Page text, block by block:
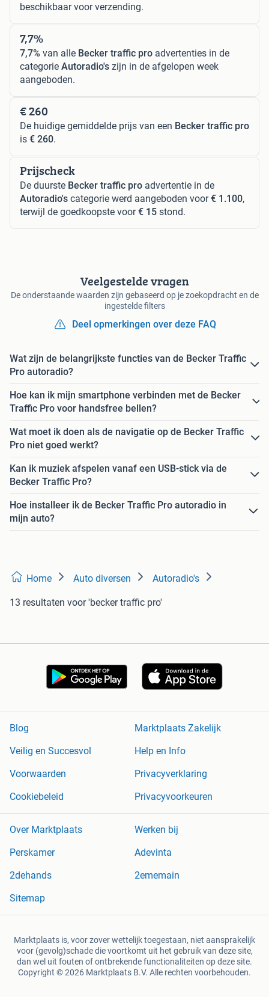
beschikbaar voor verzending.
7,7%
7,7% van alle Becker traffic pro advertenties in de
categorie Autoradio's zijn in de afgelopen week
aangeboden.
€ 260
De huidige gemiddelde prijs van een Becker traffic pro
is € 260.
Prijscheck
De duurste Becker traffic pro advertentie in de
Autoradio's categorie werd aangeboden voor€ 1.100,
terwijl de goedkoopste voor€ 15 stond.
Veelgestelde vragen
De onderstaande waarden zijn gebaseerd op je zoekopdracht en de
ingestelde filters
Deel opmerkingen over deze FAQ
Wat zijn de belangrijkste functies van de Becker Traffic
Pro autoradio?
Hoe kan ik mijn smartphone verbinden met de Becker
Traffic Pro voor handsfree bellen?
Wat moet ik doen als de navigatie op de Becker Traffic
Pro niet goed werkt?
Kan ik muziek afspelen vanaf een USB-stick via de
Becker Traffic Pro?
Hoe installeer ik de Becker Traffic Pro autoradio in
mijn auto?
Home Auto diversen Autoradio's
13 resultaten voor 'becker traffic pro'
Blog
Marktplaats Zakelijk
Veilig en Succesvol
Help en Info
Voorwaarden
Privacyverklaring
Cookiebeleid
Privacyvoorkeuren
Over Marktplaats
Werken bij
Perskamer
Adevinta
2dehands
2ememain
Sitemap
Marktplaats is, voor zover wettelijk toegestaan, niet aansprakelijk
voor (gevolg)schade die voortkomt uit het gebruik van deze site,
dan wel uit fouten of ontbrekende functionaliteiten op deze site.
Copyright © 2026 Marktplaats B.V. Alle rechten voorbehouden.